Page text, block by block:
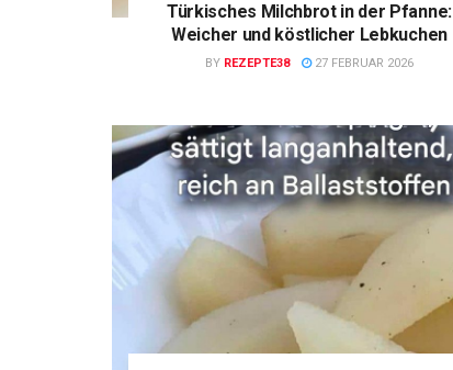
Türkisches Milchbrot in der Pfanne:
Weicher und köstlicher Lebkuchen
BY REZEPTE38 27 FEBRUAR 2026